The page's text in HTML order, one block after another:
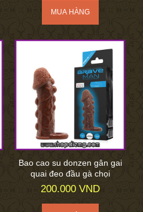
Bao cao su donzen gân gai
quai đeo đầu gà chọi
200.000 VND